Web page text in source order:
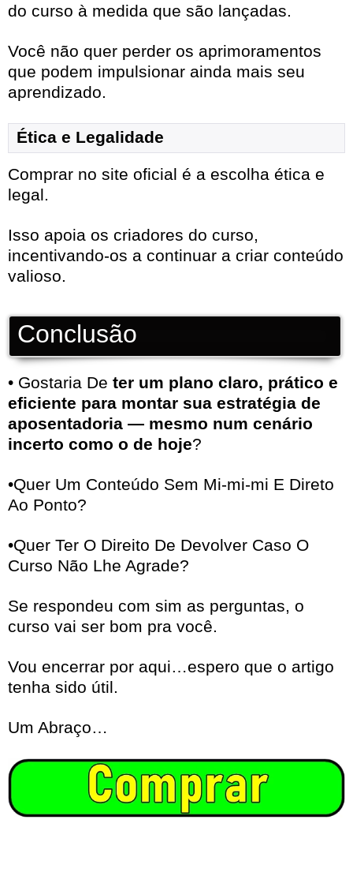
do curso à medida que são lançadas.
Você não quer perder os aprimoramentos
que podem impulsionar ainda mais seu
aprendizado.
Ética e Legalidade
Comprar no site oficial é a escolha ética e
legal.
Isso apoia os criadores do curso,
incentivando-os a continuar a criar conteúdo
valioso.
Conclusão
• Gostaria De ter um plano claro, prático e
eficiente para montar sua estratégia de
aposentadoria — mesmo num cenário
incerto como o de hoje?
•Quer Um Conteúdo Sem Mi-mi-mi E Direto
Ao Ponto?
•Quer Ter O Direito De Devolver Caso O
Curso Não Lhe Agrade?
Se respondeu com sim as perguntas, o
curso vai ser bom pra você.
Vou encerrar por aqui…espero que o artigo
tenha sido útil.
Um Abraço…